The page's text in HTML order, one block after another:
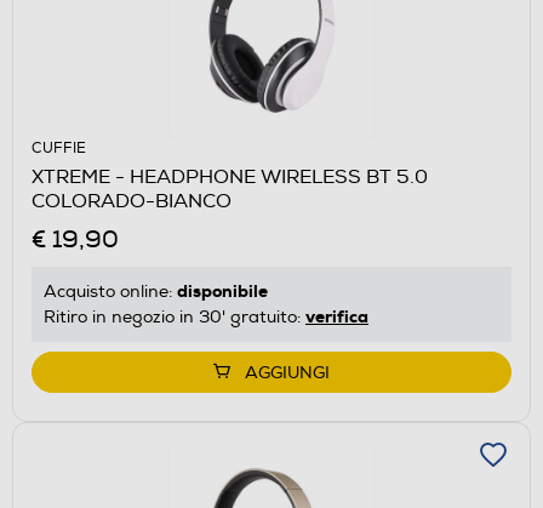
CUFFIE
XTREME - HEADPHONE WIRELESS BT 5.0
COLORADO-BIANCO
€ 19,90
Acquisto online: disponibile
Ritiro in negozio in 30' gratuito: verifica
AGGIUNGI